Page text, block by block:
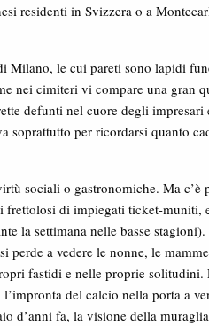
residenti in Svizzera o a
Milano, le cui pareti sono lapidi
nei cimiteri vi compare una gran
defunti nel cuore degli
per ricordarsi quanto
sociali o gastronomiche. Ma c’è
frettolosi di impiegati ticket-muniti,
la settimana nelle basse stagioni).
perde a vedere le nonne, le
fastidi e nelle proprie solitudini.
del calcio nella porta a
d’anni fa, la visione della